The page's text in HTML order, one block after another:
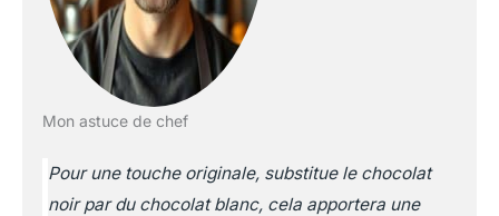
Mon astuce de chef
Pour une touche originale, substitue le chocolat
noir par du chocolat blanc, cela apportera une